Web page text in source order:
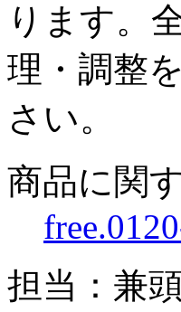
ります。
理・調整
さい。
商品に関
担当：兼